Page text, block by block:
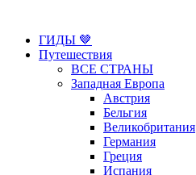
ГИДЫ 🤎
Путешествия
ВСЕ СТРАНЫ
Западная Европа
Австрия
Бельгия
Великобритания
Германия
Греция
Испания